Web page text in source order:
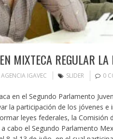
MIXTECA REGULAR
AGENCIA IGAVEC SLIDER 0
en el Segundo Parlamento
la participación de los jóvenes
leyes federales, la Comisión
cabo el Segundo Parlamento